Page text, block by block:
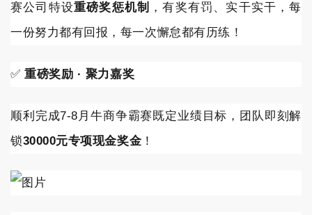
赛公司特设重磅奖惩机制
，有奖有罚、实干实干，每
一份努力都有回报，每一次懈怠都有历练！
✅重磅奖励 · 聚力嘉奖
顺利完成7-8月牛商争霸赛既定业绩目标，团队即刻解
锁30000元专项现金奖金 ！